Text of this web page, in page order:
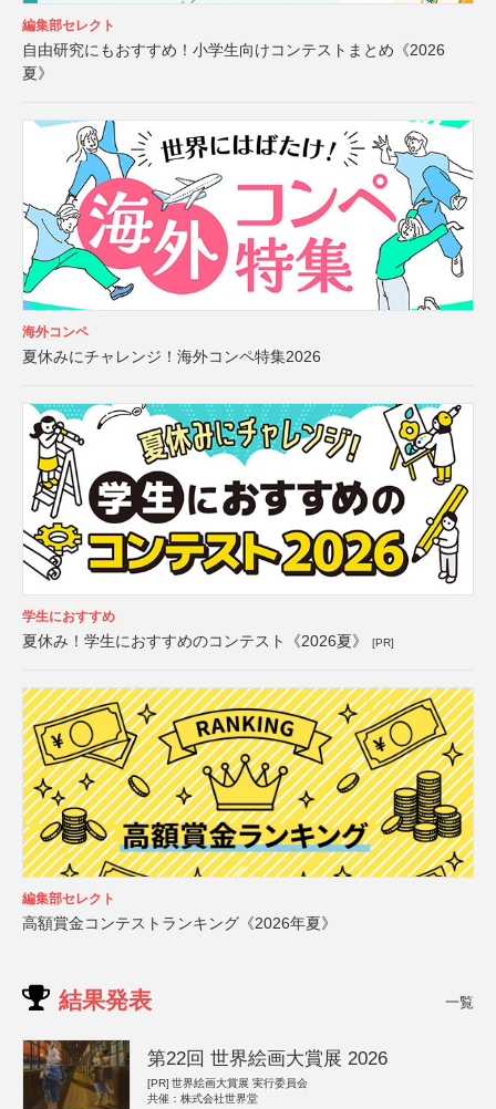
編集部セレクト
自由研究にもおすすめ！小学生向けコンテストまとめ《2026
夏》
海外コンペ
夏休みにチャレンジ！海外コンペ特集2026
学生におすすめ
夏休み！学生におすすめのコンテスト《2026夏》 [PR]
編集部セレクト
高額賞金コンテストランキング《2026年夏》
結果発表 一覧
第22回 世界絵画大賞展 2026
[PR] 世界絵画大賞展 実行委員会
共催：株式会社世界堂